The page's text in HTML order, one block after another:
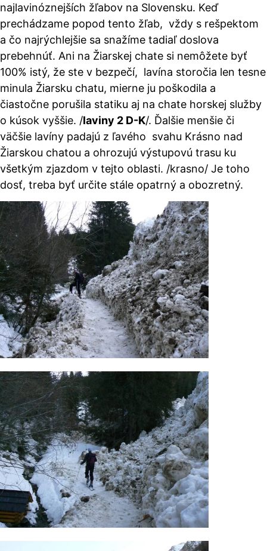
najlavinóznejších žľabov na Slovensku. Keď
prechádzame popod tento žľab, vždy s rešpektom
a čo najrýchlejšie sa snažíme tadiaľ doslova
prebehnúť. Ani na Žiarskej chate si nemôžete byť
100% istý, že ste v bezpečí, lavína storočia len tesne
minula Žiarsku chatu, mierne ju poškodila a
čiastočne porušila statiku aj na chate horskej služby
o kúsok vyššie. /laviny 2 D-K/. Ďalšie menšie či
väčšie lavíny padajú z ľavého svahu Krásno nad
Žiarskou chatou a ohrozujú výstupovú trasu ku
všetkým zjazdom v tejto oblasti. /krasno/ Je toho
dosť, treba byť určite stále opatrný a obozretný.